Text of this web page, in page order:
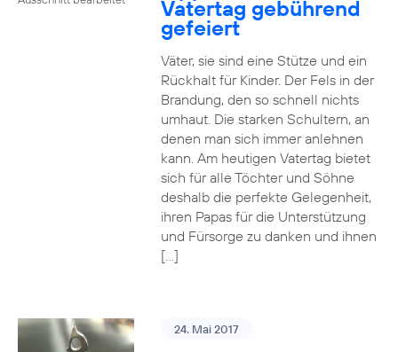
Vatertag gebührend
gefeiert
Väter, sie sind eine Stütze und ein
Rückhalt für Kinder. Der Fels in der
Brandung, den so schnell nichts
umhaut. Die starken Schultern, an
denen man sich immer anlehnen
kann. Am heutigen Vatertag bietet
sich für alle Töchter und Söhne
deshalb die perfekte Gelegenheit,
ihren Papas für die Unterstützung
und Fürsorge zu danken und ihnen
[…]
24. Mai 2017